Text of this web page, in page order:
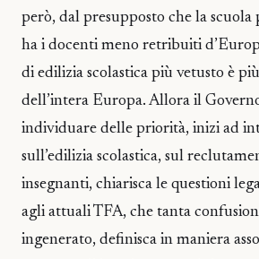
però, dal presupposto che la
ha i docenti meno retribuiti
di edilizia scolastica più vetusto è
dell’intera Europa. Allora il
individuare delle priorità, inizi ad
sull’edilizia scolastica, sul
insegnanti, chiarisca le questioni
agli attuali TFA, che tanta
ingenerato, definisca in maniera